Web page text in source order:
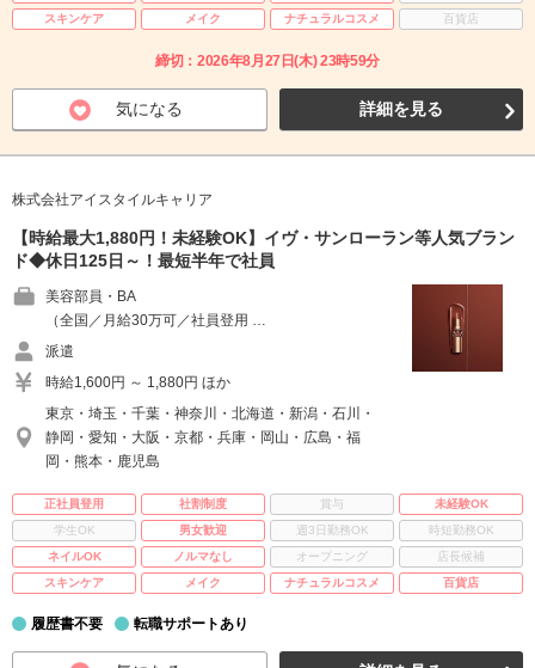
スキンケア
メイク ナチュラルコスメ 百貨店
締切：2026年8月27日(木) 23時59分
気になる 詳細を見る
株式会社アイスタイルキャリア
【時給最大1,880円！未経験OK】イヴ・サンローラン等人気ブラン
ド◆休日125日～！最短半年で社員
美容部員・BA
（全国／月給30万可／社員登用 …
派遣
時給1,600円 ～ 1,880円 ほか
東京・埼玉・千葉・神奈川・北海道・新潟・石川・
静岡・愛知・大阪・京都・兵庫・岡山・広島・福
岡・熊本・鹿児島
正社員登用 社割制度 賞与
未経験OK
学生OK
男女歓迎 週3日勤務OK
時短勤務OK
ネイルOK
ノルマなし オープニング
店長候補
スキンケア
メイク ナチュラルコスメ 百貨店
履歴書不要 転職サポートあり